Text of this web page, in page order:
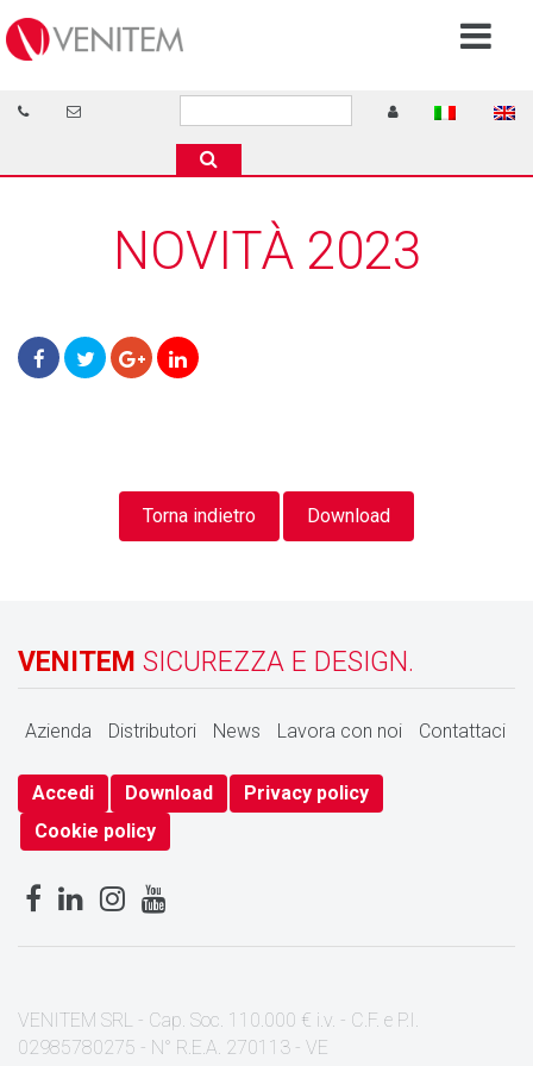
NOVITÀ 2023
Torna indietro Download
VENITEM SICUREZZA E DESIGN.
Azienda Distributori News Lavora con noi Contattaci
Accedi Download
Privacy policy
Cookie policy
VENITEM SRL - Cap. Soc. 110.000 € i.v. - C.F. e P.I.
02985780275 - N° R.E.A. 270113 - VE